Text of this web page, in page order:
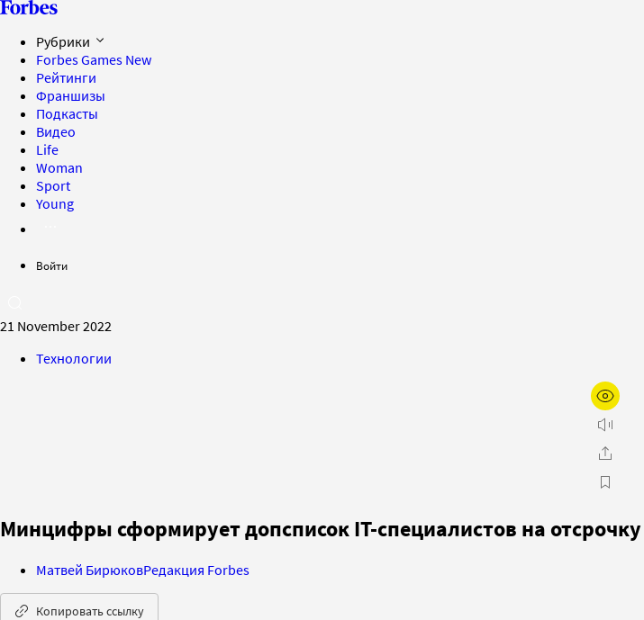
Рубрики
Forbes Games New
Рейтинги
Франшизы
Подкасты
Видео
Life
Woman
Sport
Young
Войти
21 November 2022
Технологии
Минцифры сформирует допсписок IT-специалистов на отсрочку
Матвей БирюковРедакция Forbes
Копировать ссылку